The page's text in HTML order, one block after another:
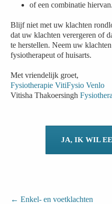
of een combinatie hiervan.
Blijf niet met uw klachten
dat uw klachten verergeren of
te herstellen. Neem uw
fysiotherapeut of huisarts.
Met vriendelijk groet,
Fysiotherapie VitiFysio Venlo
Vitisha Thakoersingh
JA, IK WIL
← Enkel- en voetklachten